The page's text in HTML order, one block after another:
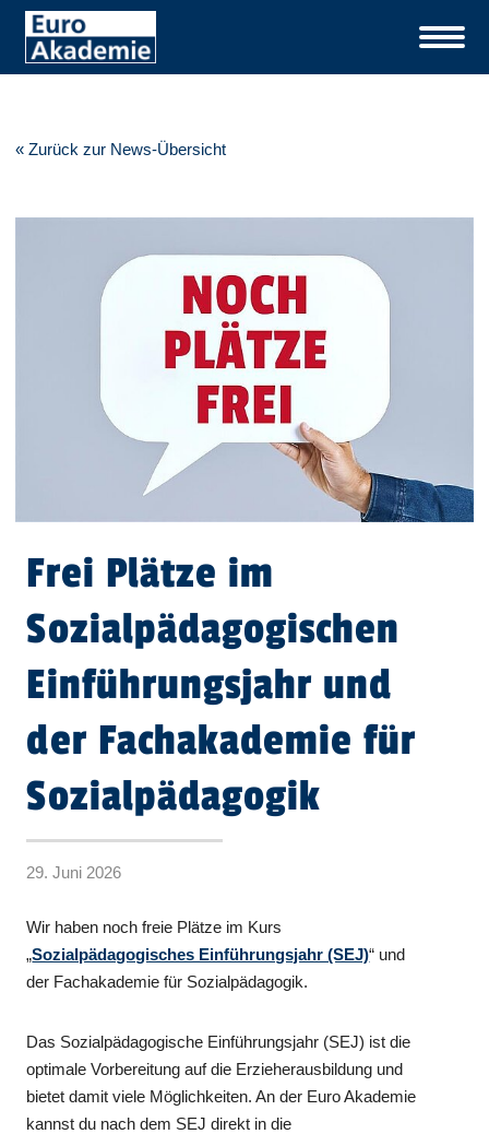
« Zurück zur News-Übersicht
Frei Plätze im
Sozialpädagogischen
Einführungsjahr und
der Fachakademie für
Sozialpädagogik
29. Juni 2026
Wir haben noch freie Plätze im Kurs
„Sozialpädagogisches Einführungsjahr (SEJ)“ und
der Fachakademie für Sozialpädagogik.
Das Sozialpädagogische Einführungsjahr (SEJ) ist die
optimale Vorbereitung auf die Erzieherausbildung und
bietet damit viele Möglichkeiten. An der Euro Akademie
kannst du nach dem SEJ direkt in die